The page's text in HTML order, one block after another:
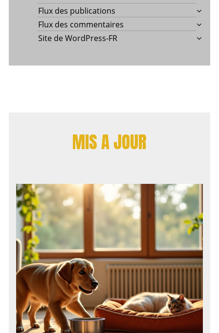
Flux des publications
Flux des commentaires
Site de WordPress-FR
MIS A JOUR